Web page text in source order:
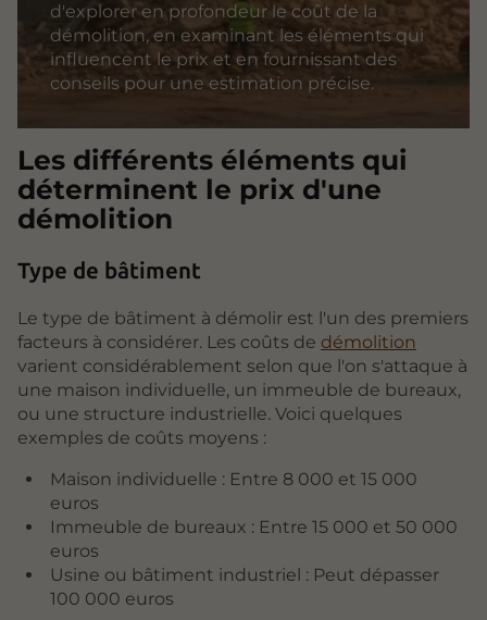
d'explorer en profondeur le coût de la
démolition, en examinant les éléments qui
influencent le prix et en fournissant des
conseils pour une estimation précise.
Les différents éléments qui
déterminent le prix d'une
démolition
Type de bâtiment
Le type de bâtiment à démolir est l'un des premiers
facteurs à considérer. Les coûts de démolition
varient considérablement selon que l'on s'attaque à
une maison individuelle, un immeuble de bureaux,
ou une structure industrielle. Voici quelques
exemples de coûts moyens :
Maison individuelle : Entre 8 000 et 15 000
euros
Immeuble de bureaux : Entre 15 000 et 50 000
euros
Usine ou bâtiment industriel : Peut dépasser
100 000 euros